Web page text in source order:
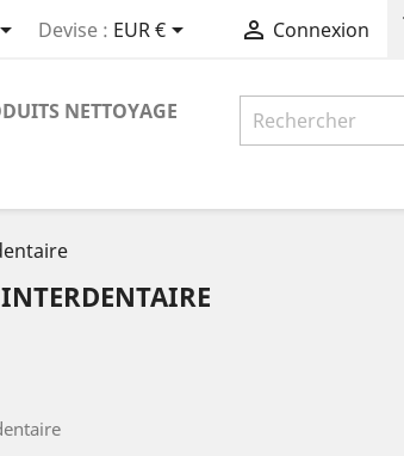
Devise : EUR €  Connexion
NETTOYAGE